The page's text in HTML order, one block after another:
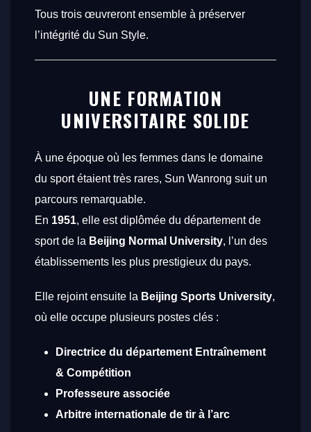
Tous trois œuvreront ensemble à préserver
l’intégrité du Sun Style.
UNE FORMATION
UNIVERSITAIRE SOLIDE
À une époque où les femmes dans le domaine
du sport étaient très rares, Sun Wanrong suit un
parcours remarquable.
En 1951, elle est diplômée du département de
sport de la Beijing Normal University, l’un des
établissements les plus prestigieux du pays.
Elle rejoint ensuite la Beijing Sports University,
où elle occupe plusieurs postes clés :
Directrice du département Entraînement
& Compétition
Professeure associée
Arbitre internationale de tir à l’arc